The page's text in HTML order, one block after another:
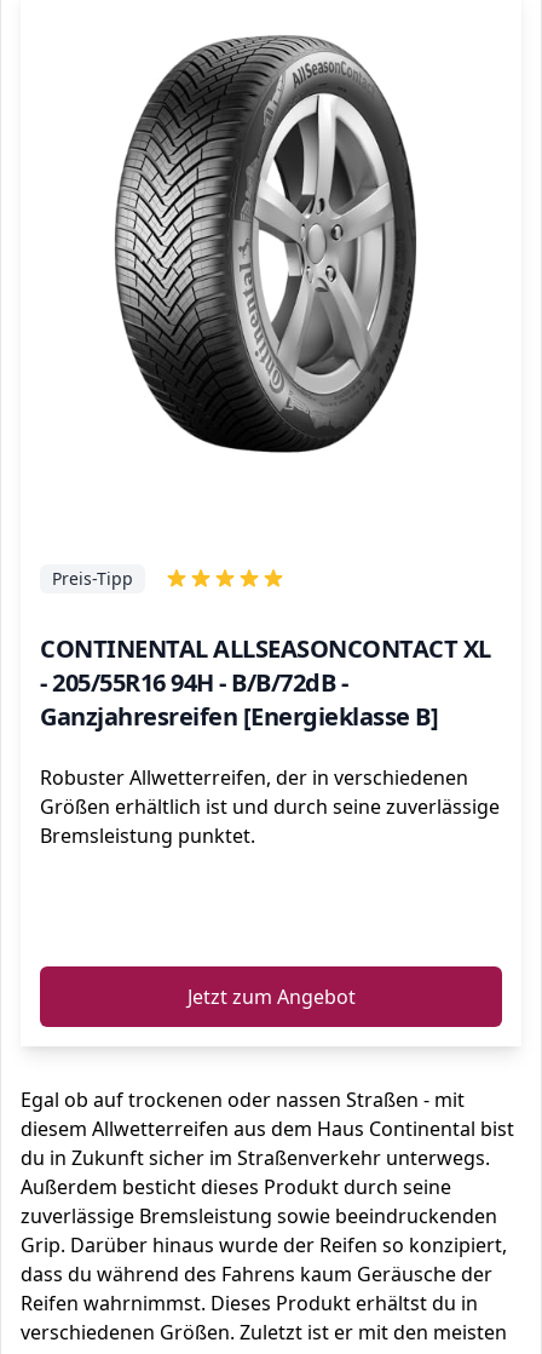
CONTINENTAL ALLSEASONCONTACT XL
- 205/55R16 94H - B/B/72dB -
Ganzjahresreifen [Energieklasse B]
Preis-Tipp
Robuster Allwetterreifen, der in verschiedenen
Größen erhältlich ist und durch seine zuverlässige
Bremsleistung punktet.
Jetzt zum Angebot
Egal ob auf trockenen oder nassen Straßen - mit
diesem Allwetterreifen aus dem Haus Continental bist
du in Zukunft sicher im Straßenverkehr unterwegs.
Außerdem besticht dieses Produkt durch seine
zuverlässige Bremsleistung sowie beeindruckenden
Grip. Darüber hinaus wurde der Reifen so konzipiert,
dass du während des Fahrens kaum Geräusche der
Reifen wahrnimmst. Dieses Produkt erhältst du in
verschiedenen Größen. Zuletzt ist er mit den meisten